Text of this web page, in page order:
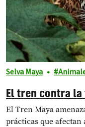
Selva Maya
El tren contra la
El Tren Maya
prácticas que afectan